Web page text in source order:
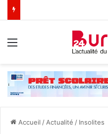
Accueil / Actualité / Insolites